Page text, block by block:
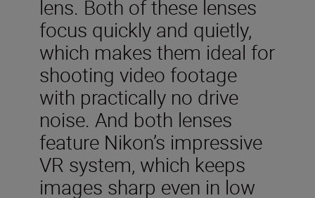
lens. Both of these lenses
focus quickly and quietly,
which makes them ideal for
shooting video footage
with practically no drive
noise. And both lenses
feature Nikon’s impressive
VR system, which keeps
images sharp even in low